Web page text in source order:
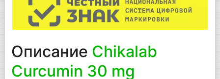
Описание Chikalab
Curcumin 30 mg